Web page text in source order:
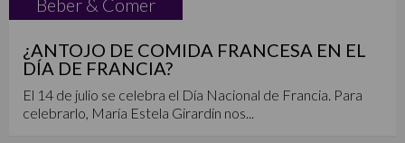
¿ANTOJO DE COMIDA FRANCESA EN EL
DÍA DE FRANCIA?
El 14 de julio se celebra el Día Nacional de Francia. Para
celebrarlo, María Estela Girardin nos...